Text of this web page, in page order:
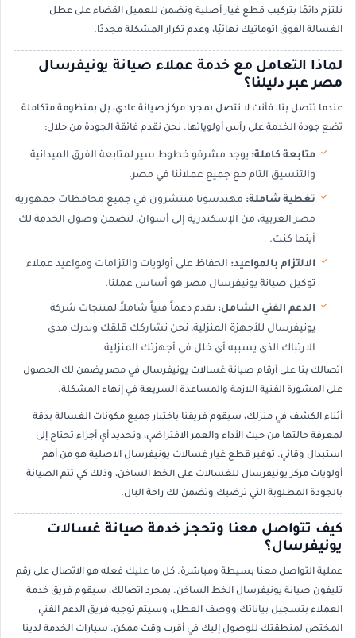
نلتزم دائمًا بتركيب قطع غيار أصلية ونضمن للعميل القضاء على عطل
الغسالة الفوق اتوماتيك نهائيًا، وعدم تكرار المشكلة مجددًا.
لماذا التعامل مع خدمة عملاء صيانة يونيفرسال
مصر عبر دليلنا؟
عندما تتصل بنا، فأنت لا تتصل بمجرد مركز صيانة عادي، بل بمنظومة متكاملة
تضع جودة الخدمة على رأس أولوياتها. نحن نقدم فائقة الجودة من خلال:
متابعة كاملة: يوجد مشرفو خطوط سير لمتابعة الفرق الميدانية
والتنسيق التام مع جميع عملائنا في مصر.
تغطية شاملة: مهندسونا منتشرون في جميع محافظات جمهورية
مصر العربية، من الإسكندرية إلى أسوان، لنضمن وصول الخدمة لك
أينما كنت.
الالتزام بالمواعيد: الحفاظ على أولويات والتزامات ومواعيد عملاء
توكيل صيانة يونيفرسال مصر هو أساس عملنا.
الدعم الفني الشامل: نقدم دعماً فنياً شاملاً لمنتجات شركة
يونيفرسال للأجهزة المنزلية، نحن نشاركك قلقك وندرك مدى
الارتباك الذي يسببه أي خلل في أجهزتك المنزلية.
اتصالك بنا على أرقام صيانة غسالات يونيفرسال في مصر يضمن لك الحصول
على المشورة الفنية اللازمة والمساعدة السريعة في إنهاء المشكلة.
أثناء الكشف في منزلك، سيقوم فريقنا باختبار جميع مكونات الغسالة بدقة
لمعرفة حالتها من حيث الأداء والعمر الافتراضي، وتحديد أي أجزاء تحتاج إلى
استبدال وقائي. توفير قطع غيار غسالات يونيفرسال الاصلية هو من أهم
أولويات مركز يونيفرسال للغسالات على الخط الساخن، وذلك كي تتم الصيانة
بالجودة المطلوبة التي ترضيك وتضمن لك راحة البال.
كيف تتواصل معنا وتحجز خدمة صيانة غسالات
يونيفرسال؟
عملية التواصل معنا بسيطة ومباشرة. كل ما عليك فعله هو الاتصال على رقم
تليفون صيانة يونيفرسال الخط الساخن. بمجرد اتصالك، سيقوم فريق خدمة
العملاء بتسجيل بياناتك ووصف العطل، وسيتم توجيه فريق الدعم الفني
المختص لمنطقتك للوصول إليك في أقرب وقت ممكن. سيارات الخدمة لدينا